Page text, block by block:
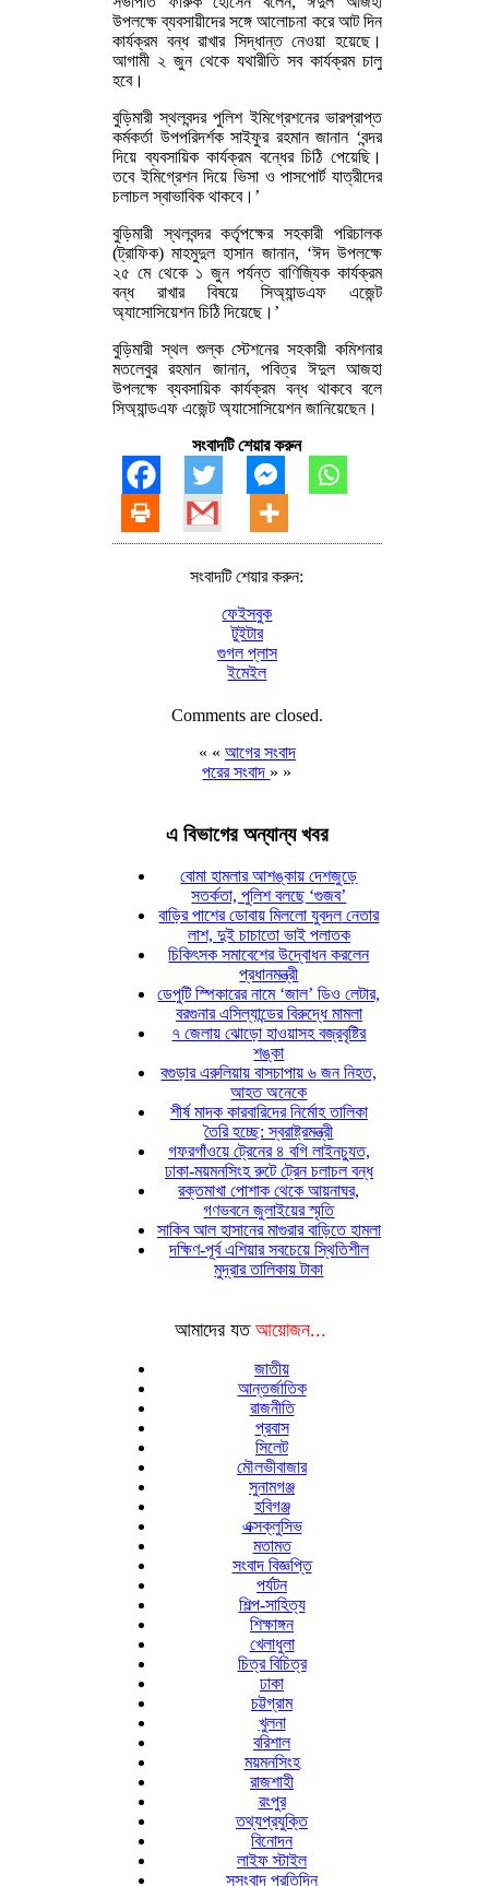
উপলক্ষে ব্যবসায়ীদের সঙ্গে আলোচনা করে আট দিন
কার্যক্রম বন্ধ রাখার সিদ্ধান্ত নেওয়া হয়েছে।
আগামী ২ জুন থেকে যথারীতি সব কার্যক্রম চালু
হবে।
বুড়িমারী স্থলবন্দর পুলিশ ইমিগ্রেশনের ভারপ্রাপ্ত
কর্মকর্তা উপপরিদর্শক সাইফুর রহমান জানান ‘বন্দর
দিয়ে ব্যবসায়িক কার্যক্রম বন্ধের চিঠি পেয়েছি।
তবে ইমিগ্রেশন দিয়ে ভিসা ও পাসপোর্ট যাত্রীদের
চলাচল স্বাভাবিক থাকবে।’
বুড়িমারী স্থলবন্দর কর্তৃপক্ষের সহকারী পরিচালক
(ট্রাফিক) মাহমুদুল হাসান জানান, ‘ঈদ উপলক্ষে
২৫ মে থেকে ১ জুন পর্যন্ত বাণিজ্যিক কার্যক্রম
বন্ধ রাখার বিষয়ে সিঅ্যান্ডএফ এজেন্ট
অ্যাসোসিয়েশন চিঠি দিয়েছে।’
বুড়িমারী স্থল শুল্ক স্টেশনের সহকারী কমিশনার
মতলেবুর রহমান জানান, পবিত্র ঈদুল আজহা
উপলক্ষে ব্যবসায়িক কার্যক্রম বন্ধ থাকবে বলে
সিঅ্যান্ডএফ এজেন্ট অ্যাসোসিয়েশন জানিয়েছেন।
সংবাদটি শেয়ার করুন
সংবাদটি শেয়ার করুন:
ফেইসবুক
টুইটার
গুগল প্লাস
ইমেইল
Comments are closed.
« « আগের সংবাদ
পরের সংবাদ » »
এ বিভাগের অন্যান্য খবর
বোমা হামলার আশঙ্কায় দেশজুড়ে
সতর্কতা, পুলিশ বলছে ‘গুজব’
বাড়ির পাশের ডোবায় মিললো যুবদল নেতার
লাশ, দুই চাচাতো ভাই পলাতক
চিকিৎসক সমাবেশের উদ্বোধন করলেন
প্রধানমন্ত্রী
ডেপুটি স্পিকারের নামে ‘জাল’ ডিও লেটার,
বরগুনার এসিল্যান্ডের বিরুদ্ধে মামলা
৭ জেলায় ঝোড়ো হাওয়াসহ বজ্রবৃষ্টির
শঙ্কা
বগুড়ার এরুলিয়ায় বাসচাপায় ৬ জন নিহত,
আহত অনেকে
শীর্ষ মাদক কারবারিদের নির্মোহ তালিকা
তৈরি হচ্ছে: স্বরাষ্ট্রমন্ত্রী
গফরগাঁওয়ে ট্রেনের ৪ বগি লাইনচ্যুত,
ঢাকা-ময়মনসিংহ রুটে ট্রেন চলাচল বন্ধ
রক্তমাখা পোশাক থেকে আয়নাঘর,
গণভবনে জুলাইয়ের স্মৃতি
সাকিব আল হাসানের মাগুরার বাড়িতে হামলা
দক্ষিণ-পূর্ব এশিয়ার সবচেয়ে স্থিতিশীল
মুদ্রার তালিকায় টাকা
আমাদের যত আয়োজন...
জাতীয়
আন্তর্জাতিক
রাজনীতি
প্রবাস
সিলেট
মৌলভীবাজার
সুনামগঞ্জ
হবিগঞ্জ
এক্সক্লুসিভ
মতামত
সংবাদ বিজ্ঞপ্তি
পর্যটন
শিল্প-সাহিত্য
শিক্ষাঙ্গন
খেলাধুলা
চিত্র বিচিত্র
ঢাকা
চট্টগ্রাম
খুলনা
বরিশাল
ময়মনসিংহ
রাজশাহী
রংপুর
তথ্যপ্রযুক্তি
বিনোদন
লাইফ স্টাইল
সুসংবাদ প্রতিদিন